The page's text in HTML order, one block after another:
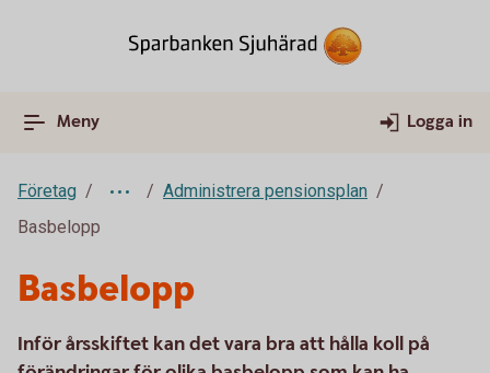
Meny Logga in
Företag
Administrera pensionsplan
Basbelopp
Basbelopp
Inför årsskiftet kan det vara bra att hålla koll på